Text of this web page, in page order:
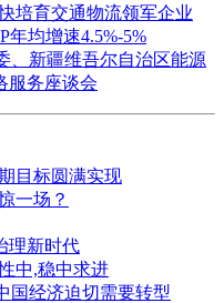
培育交通物流领军企业
年均增速4.5%-5%
、新疆维吾尔自治区能源
服务座谈会
目标圆满实现
一场？
理新时代
中,稳中求进
国经济迫切需要转型